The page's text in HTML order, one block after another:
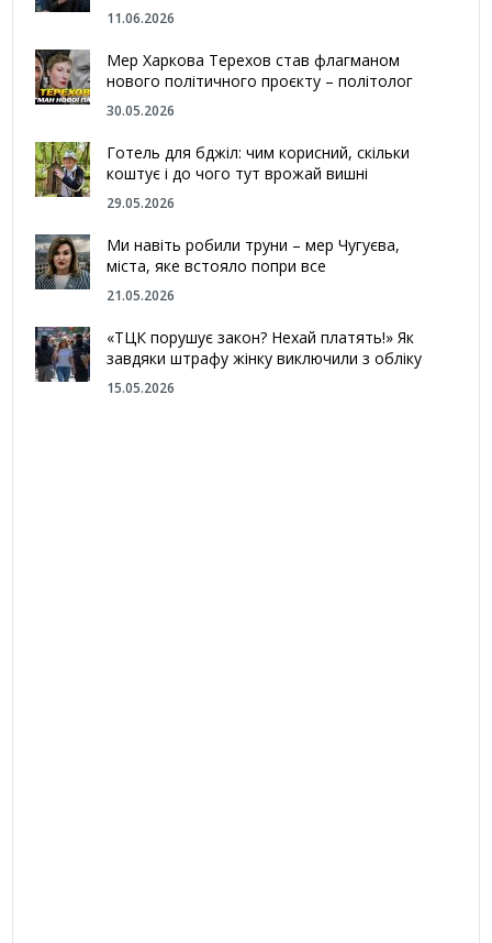
11.06.2026
Мер Харкова Терехов став флагманом
нового політичного проєкту – політолог
30.05.2026
Готель для бджіл: чим корисний, скільки
коштує і до чого тут врожай вишні
29.05.2026
Ми навіть робили труни – мер Чугуєва,
міста, яке встояло попри все
21.05.2026
«ТЦК порушує закон? Нехай платять!» Як
завдяки штрафу жінку виключили з обліку
15.05.2026